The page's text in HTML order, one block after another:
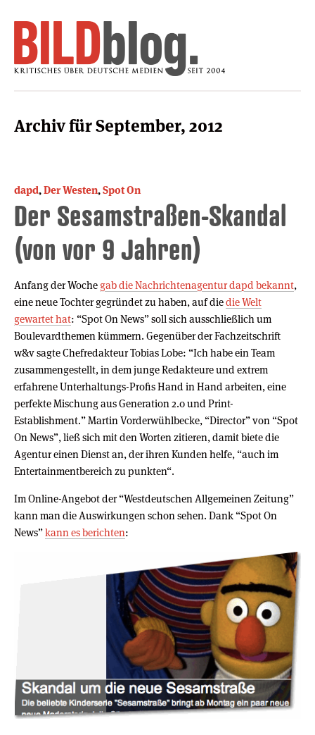
Archiv für September, 2012
dapd,Der Westen,Spot On
Der Sesamstraßen-Skandal
(von vor 9 Jahren)
Anfang der Woche gab die Nachrichtenagentur dapd bekannt,
eine neue Tochter gegründet zu haben, auf diedie Welt
gewartet hat: “Spot On News” soll sich ausschließlich um
Boulevardthemen kümmern. Gegenüber der Fachzeitschrift
w&v sagte Chefredakteur Tobias Lobe: “Ich habe ein Team
zusammengestellt, in dem junge Redakteure und extrem
erfahrene Unterhaltungs-Profis Hand in Hand arbeiten, eine
perfekte Mischung aus Generation 2.0 und Print-
Establishment.” Martin Vorderwühlbecke, “Director” von “Spot
On News”, ließ sich mit den Worten zitieren, damit biete die
Agentur einen Dienst an, der ihren Kunden helfe, “auch im
Entertainmentbereich zu punkten“.
Im Online-Angebot der “Westdeutschen Allgemeinen Zeitung”
kann man die Auswirkungen schon sehen. Dank “Spot On
News”kann es berichten: